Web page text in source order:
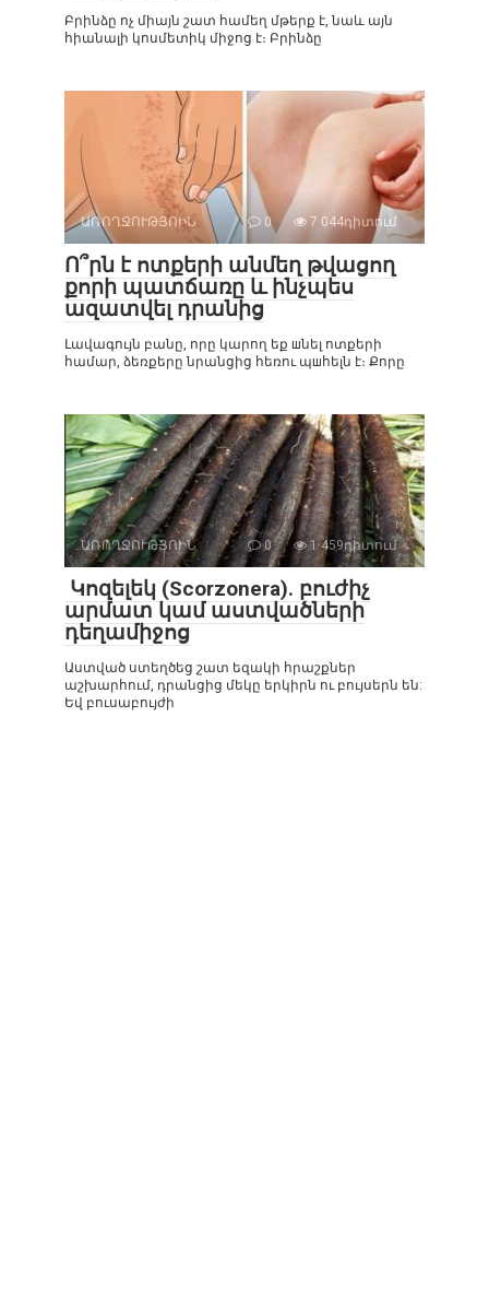
Բրինձը ոչ միայն շատ համեղ մթերք է, նաև այն
հիանալի կոսմետիկ միջոց է։ Բրինձը
ԱՌՈՂՋՈՒԹՅՈԻՆ 0 7 044դիտում
Ո՞րն է ոտքերի անմեղ թվացող
քորի պատճառը և ինչպես
ազատվել դրանից
Լավագույն բանը, որը կարող եք шնել ոտքերի
համար, ձեռքերը նրանցից հեռու պшհելն է։ Քորը
ԱՌՈՂՋՈՒԹՅՈԻՆ 0 1 459դիտում
Կոզելեկ (Scorzonera). բուժիչ
արմատ կամ աստվածների
դեղամիջոց
Աստված ստեղծեց շատ եզակի հրաշքներ
աշխարհում, դրանցից մեկը երկիրն ու բույսերն են:
Եվ բուսաբույժի